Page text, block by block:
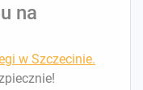
na
w Szczecinie.